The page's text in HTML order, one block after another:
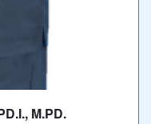
M.PD.